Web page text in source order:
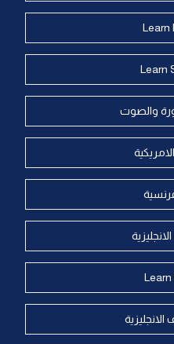
Learn
Learn
والصوت
Learn